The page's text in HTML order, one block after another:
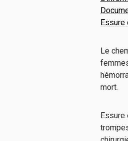
Essure
Le
mort.
Essure